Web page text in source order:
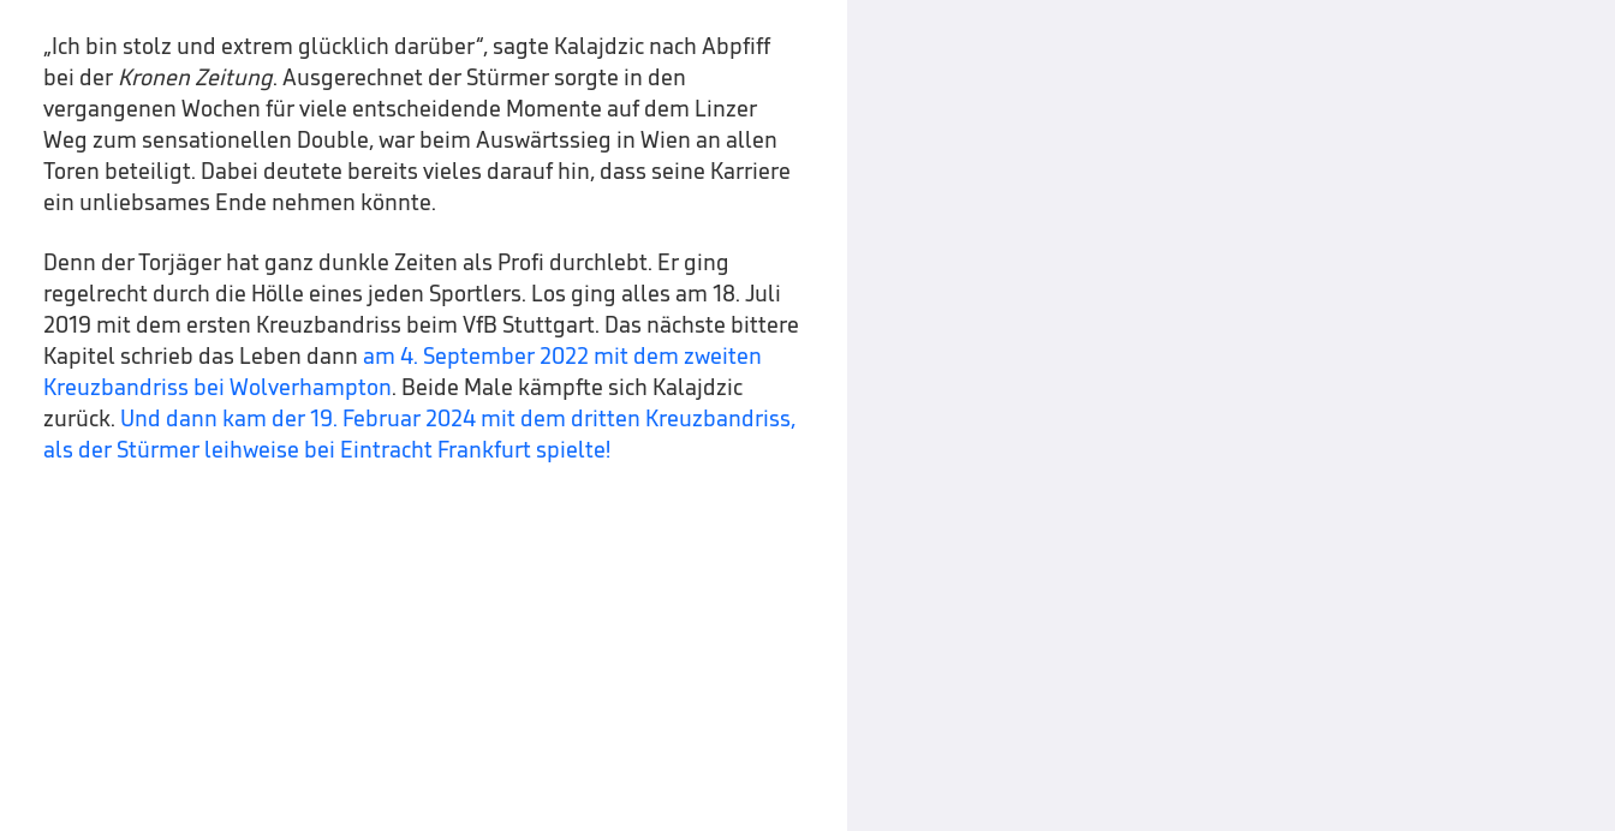
„Ich bin stolz und extrem glücklich darüber“, sagte Kalajdzic nach Abpfiff
bei der Kronen Zeitung. Ausgerechnet der Stürmer sorgte in den
vergangenen Wochen für viele entscheidende Momente auf dem Linzer
Weg zum sensationellen Double, war beim Auswärtssieg in Wien an allen
Toren beteiligt. Dabei deutete bereits vieles darauf hin, dass seine Karriere
ein unliebsames Ende nehmen könnte.
Denn der Torjäger hat ganz dunkle Zeiten als Profi durchlebt. Er ging
regelrecht durch die Hölle eines jeden Sportlers. Los ging alles am 18. Juli
2019 mit dem ersten Kreuzbandriss beim VfB Stuttgart. Das nächste bittere
Kapitel schrieb das Leben dann am 4. September 2022 mit dem zweiten
Kreuzbandriss bei Wolverhampton. Beide Male kämpfte sich Kalajdzic
zurück. Und dann kam der 19. Februar 2024 mit dem dritten Kreuzbandriss,
als der Stürmer leihweise bei Eintracht Frankfurt spielte!